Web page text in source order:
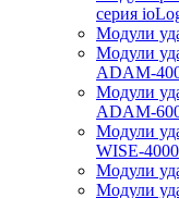
серия
Модули
Модули
ADAM-
Модули
ADAM-
Модули
WISE-4000
Модули
Модули